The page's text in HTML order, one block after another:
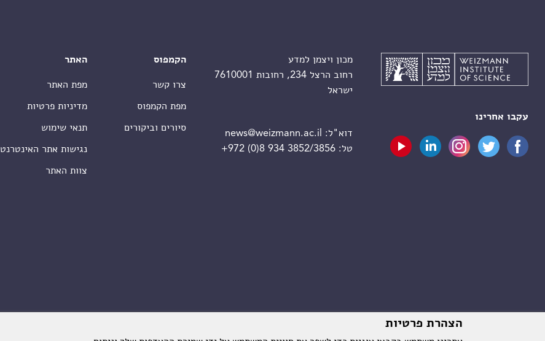
עקבו אחרינו
מכון ויצמן למדע
רחוב הרצל 234, רחובות 7610001
ישראל
דוא"ל:
news@weizmann.ac.il
טל:+972 (0)8 934 3852/3856
הקמפוס
צרו קשר
מפת הקמפוס
סיורים וביקורים
האתר
מפת האתר
מדיניות פרטיות
תנאי שימוש
נגישות אתר האינטרנט
צוות האתר
הצהרת פרטיות